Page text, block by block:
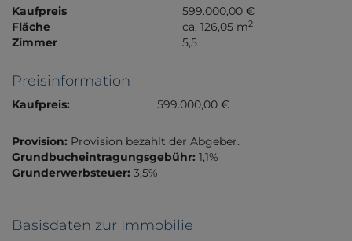
Kaufpreis
599.000,00 €
Fläche
ca. 126,05 m2
Zimmer 5,5
Preisinformation
Kaufpreis: 599.000,00 €
Provision: Provision bezahlt der Abgeber.
Grundbucheintragungsgebühr: 1,1%
Grunderwerbsteuer: 3,5%
Basisdaten zur Immobilie